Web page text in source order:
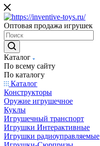
Оптовая продажа игрушек
Каталог
По всему сайту
По каталогу
Каталог
Конструкторы
Оружие игрушечное
Куклы
Игрушечный транспорт
Игрушки Интерактивные
Игрушки радиоуправляемые